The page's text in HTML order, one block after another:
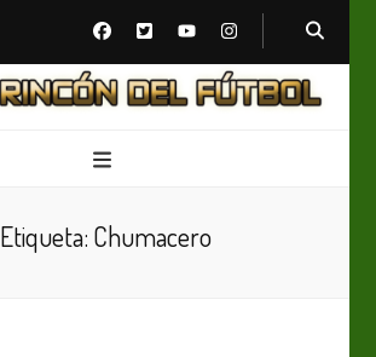
Etiqueta: Chumacero